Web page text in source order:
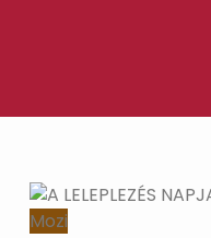
Mozi